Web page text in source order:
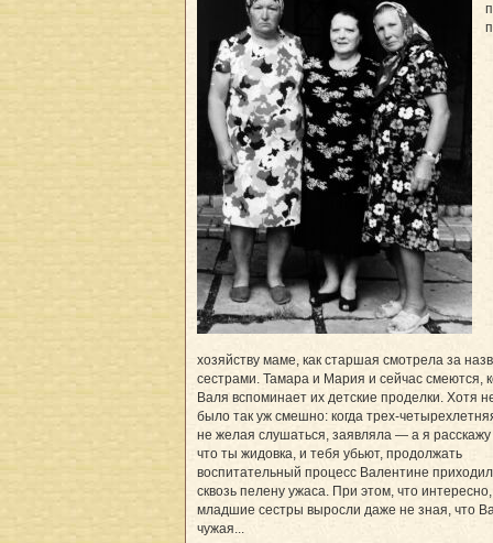
хозяйству маме, как старшая смотрела за
сестрами. Тамара и Мария и сейчас смеются,
Валя вспоминает их детские проделки. Хотя
было так уж смешно: когда трех-
не желая слушаться, заявляла — а я расскажу
что ты жидовка, и тебя убьют, продолжать
воспитательный процесс Валентине
сквозь пелену ужаса. При этом, что интересно,
младшие сестры выросли даже не зная, что
чужая...